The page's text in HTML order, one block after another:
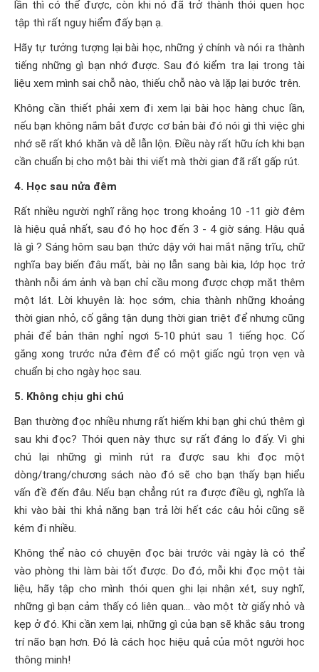
lần thì có thể được, còn khi nó đã trở thành thói quen học
tập thì rất nguy hiểm đấy bạn ạ.
Hãy tự tưởng tượng lại bài học, những ý chính và nói ra thành
tiếng những gì bạn nhớ được. Sau đó kiểm tra lại trong tài
liệu xem mình sai chỗ nào, thiếu chỗ nào và lặp lại bước trên.
Không cần thiết phải xem đi xem lại bài học hàng chục lần,
nếu bạn không nắm bắt được cơ bản bài đó nói gì thì việc ghi
nhớ sẽ rất khó khăn và dễ lẫn lộn. Điều này rất hữu ích khi bạn
cần chuẩn bị cho một bài thi viết mà thời gian đã rất gấp rút.
4. Học sau nửa đêm
Rất nhiều người nghĩ rằng học trong khoảng 10 -11 giờ đêm
là hiệu quả nhất, sau đó họ học đến 3 - 4 giờ sáng. Hậu quả
là gì ? Sáng hôm sau bạn thức dậy với hai mắt nặng trĩu, chữ
nghĩa bay biến đâu mất, bài nọ lẫn sang bài kia, lớp học trở
thành nỗi ám ảnh và bạn chỉ cầu mong được chợp mắt thêm
một lát. Lời khuyên là: học sớm, chia thành những khoảng
thời gian nhỏ, cố gắng tận dụng thời gian triệt để nhưng cũng
phải để bản thân nghỉ ngơi 5-10 phút sau 1 tiếng học. Cố
gắng xong trước nửa đêm để có một giấc ngủ trọn vẹn và
chuẩn bị cho ngày học sau.
5. Không chịu ghi chú
Bạn thường đọc nhiều nhưng rất hiếm khi bạn ghi chú thêm gì
sau khi đọc? Thói quen này thực sự rất đáng lo đấy. Vì ghi
chú lại những gì mình rút ra được sau khi đọc một
dòng/trang/chương sách nào đó sẽ cho bạn thấy bạn hiểu
vấn đề đến đâu. Nếu bạn chẳng rút ra được điều gì, nghĩa là
khi vào bài thi khả năng bạn trả lời hết các câu hỏi cũng sẽ
kém đi nhiều.
Không thể nào có chuyện đọc bài trước vài ngày là có thể
vào phòng thi làm bài tốt được. Do đó, mỗi khi đọc một tài
liệu, hãy tập cho mình thói quen ghi lại nhận xét, suy nghĩ,
những gì bạn cảm thấy có liên quan… vào một tờ giấy nhỏ và
kẹp ở đó. Khi cần xem lại, những gì của bạn sẽ khắc sâu trong
trí não bạn hơn. Đó là cách học hiệu quả của một người học
thông minh!